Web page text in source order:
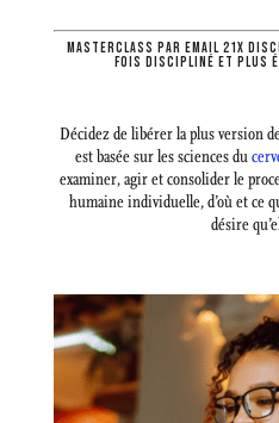
MASTERCLASS PAR EMAIL 21X
FOIS DISCIPLINÉ ET PLUS
Décidez de libérer la plus version
est basée sur les sciences du
examiner, agir et consolider le
humaine individuelle, d’où et ce
désire